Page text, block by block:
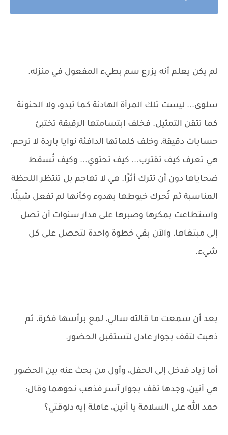
لم يكن يعلم أنه يزرع سم بطيء المفعول في منزله.
سلوى... ليست تلك المرأة الهادئة كما تبدو، ولا الحنونة
كما تتقن التمثيل. فخلف ابتسامتها الرقيقة تختبئ
حسابات دقيقة، وخلف كلماتها الدافئة نوايا باردة لا ترحم.
هي تعرف كيف تقترب... كيف تحتوي... وكيف تُسقط
ضحاياها دون أن تترك أثرًا. هي لا تهاجم بل تنتظر اللحظة
المناسبة ثم تُحرك خيوطها بهدوء وكأنها لم تفعل شيئًا،
واستطاعت بمكرها وصبرها على مدار سنوات أن تصل
إلى مبتغاها، والآن بقي خطوة واحدة لتحصل على كل
شيء.
بعد أن سمعت ما قالته سالي، لمع برأسها فكرة، ثم
ذهبت لتقف بجوار عادل لتستقبل الحضور.
أما زياد فدخل إلى الحفل، وأول من بحث عنه بين الحضور
هي أنين، وجدها تقف بجوار آسر فذهب نحوهما وقال:
حمد الله على السلامة يا أنين، عاملة إيه دلوقتي؟